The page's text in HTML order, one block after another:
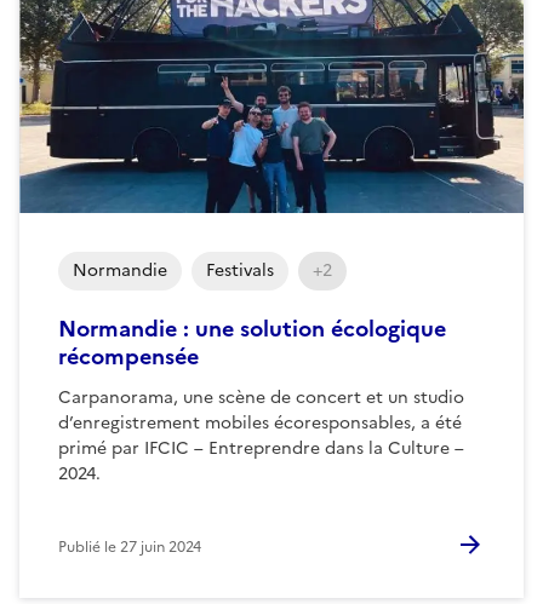
Normandie : une solution écologique
récompensée
Carpanorama, une scène de concert et un studio
d’enregistrement mobiles écoresponsables, a été
primé par IFCIC – Entreprendre dans la Culture –
2024.
Normandie Festivals +2
Publié le27 juin 2024